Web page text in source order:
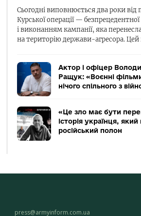
Сьогодні виповнюється два роки від
Курської операції —
і виконанням кампанії, яка перенесла
на територію держави-агресора. Цей
Актор і офіцер
Ращук: «Воєнні
нічого спільного з
«Це зло має бути
історія українця,
російський полон
press@armyinform.com.ua